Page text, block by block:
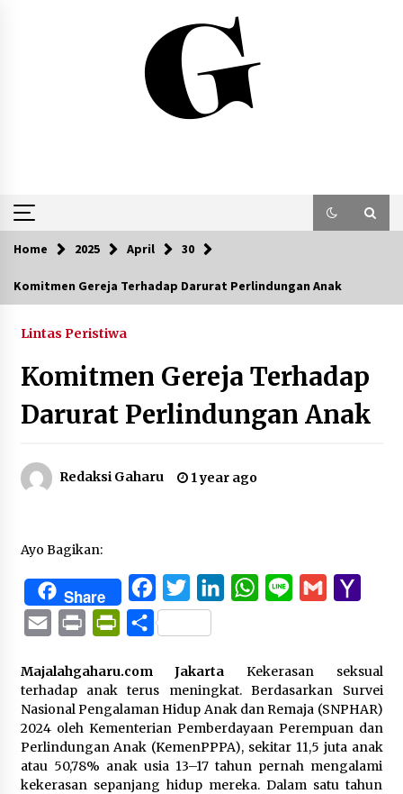
Home 2025 April 30
Komitmen Gereja Terhadap Darurat Perlindungan Anak
Lintas Peristiwa
Komitmen Gereja Terhadap
Darurat Perlindungan Anak
Redaksi Gaharu 1 year ago
Ayo Bagikan:
Share FacebookTwitterLinkedInWhatsApp
Line Gmail
Email Print PrintFriendly
Share
Majalahgaharu.com Jakarta Kekerasan seksual
terhadap anak terus meningkat. Berdasarkan Survei
Nasional Pengalaman Hidup Anak dan Remaja (SNPHAR)
2024 oleh Kementerian Pemberdayaan Perempuan dan
Perlindungan Anak (KemenPPPA), sekitar 11,5 juta anak
atau 50,78% anak usia 13–17 tahun pernah mengalami
kekerasan sepanjang hidup mereka. Dalam satu tahun